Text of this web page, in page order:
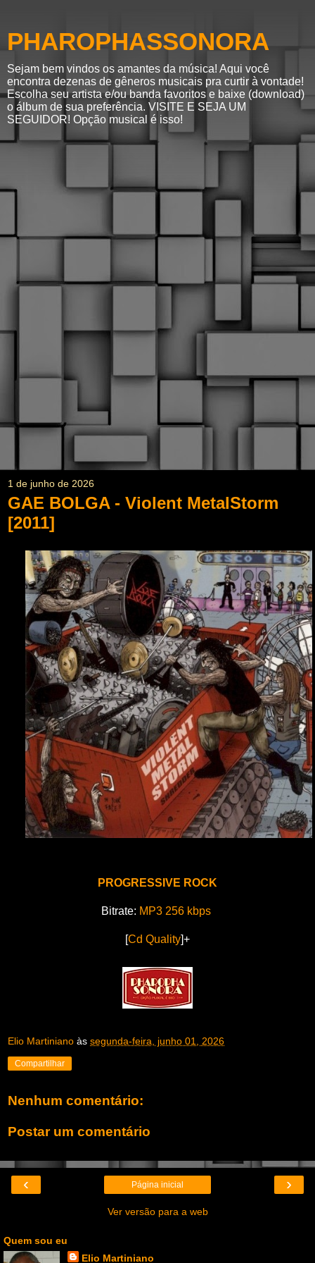
PHAROPHASSONORA
Sejam bem vindos os amantes da música! Aqui você
encontra dezenas de gêneros musicais pra curtir à vontade!
Escolha seu artista e/ou banda favoritos e baixe (download)
o álbum de sua preferência. VISITE E SEJA UM
SEGUIDOR! Opção musical é isso!
1 de junho de 2026
GAE BOLGA - Violent MetalStorm
[2011]
PROGRESSIVE ROCK
Bitrate: MP3 256 kbps
[Cd Quality]+
Elio Martiniano às segunda-feira, junho 01, 2026
Compartilhar
Nenhum comentário:
Postar um comentário
‹ ›
Página inicial
Ver versão para a web
Quem sou eu
Elio Martiniano